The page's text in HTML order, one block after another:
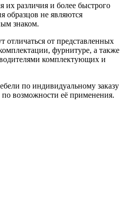
различия и более быстрого
образцов не являются
знаком.
отличаться от представленных
фурнитуре, а также
комплектующих и
по индивидуальному заказу
возможности её применения.